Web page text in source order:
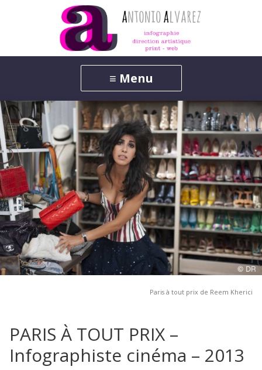
Paris à tout prix de Reem Kherici
PARIS À TOUT PRIX –
Infographiste cinéma – 2013